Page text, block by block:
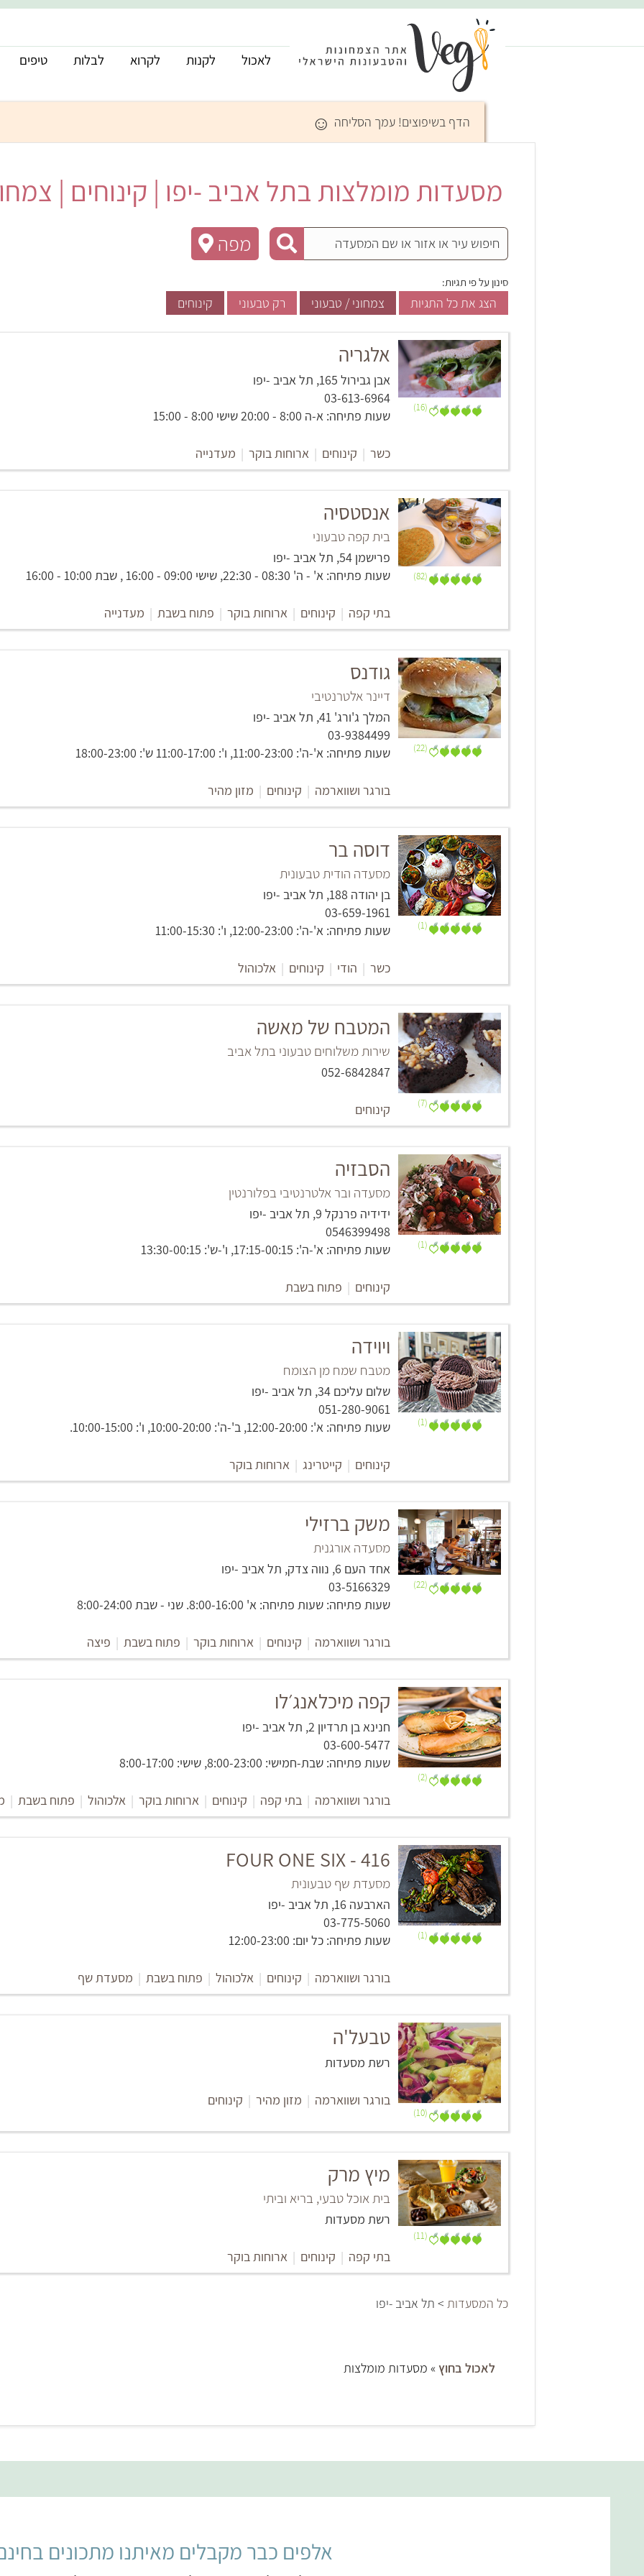
לאכול לקנות לקרוא לבלות טיפים
הדף בשיפוצים! עמך הסליחה ☺
מסעדות מומלצות בתל אביב -יפו | קינוחים |
מפה
סינון על פי תגיות:
הצג את כל התגיות צמחוני / טבעוני רק טבעוני קינוחים
(16)
אלגריה
אבן גבירול 165, תל אביב -יפו
03-613-6964
שעות פתיחה: א-ה 8:00 - 20:00 שישי 8:00 - 15:00
כשר | קינוחים | ארוחות בוקר | מעדנייה
(82)
אנסטסיה
בית קפה טבעוני
פרישמן 54, תל אביב -יפו
שעות פתיחה: א' - ה' 08:30 - 22:30, שישי 09:00 - 16:00 , שבת 10:00 - 16:00
בתי קפה | קינוחים | ארוחות בוקר | פתוח בשבת | מעדנייה
(22)
גודנס
דיינר אלטרנטיבי
המלך ג'ורג' 41, תל אביב -יפו
03-9384499
שעות פתיחה: א'-ה': 11:00-23:00, ו': 11:00-17:00 ש': 18:00-23:00
בורגר ושווארמה | קינוחים | מזון מהיר
(1)
דוסה בר
מסעדה הודית טבעונית
‏בן יהודה 188‏, תל אביב -יפו
03-659-1961
שעות פתיחה: א'-ה': 12:00-23:00, ו': 11:00-15:30
כשר | הודי | קינוחים | אלכוהול
(7)
המטבח של מאשה
שירות משלוחים טבעוני בתל אביב
052-6842847
קינוחים
(1)
הסבזיה
מסעדה ובר אלטרנטיבי בפלורנטין
‏ידידיה פרנקל 9‏, תל אביב -יפו
0546399498
שעות פתיחה: א'-ה': 17:15-00:15, ו'-ש': 13:30-00:15
קינוחים | פתוח בשבת
(1)
ויוידה
מטבח שמח מן הצומח
שלום עליכם 34, תל אביב -יפו
051-280-9061
שעות פתיחה: א': 12:00-20:00, ב'-ה': 10:00-20:00, ו': 10:00-15:00.
קינוחים | קייטרינג | ארוחות בוקר
(22)
משק ברזילי
מסעדה אורגנית
אחד העם 6, נווה צדק, תל אביב -יפו
03-5166329
שעות פתיחה: שעות פתיחה: א' 8:00-16:00. שני - שבת 8:00-24:00
בורגר ושווארמה | קינוחים | ארוחות בוקר | פתוח בשבת | פיצה
(2)
קפה מיכלאנג׳לו
חנינא בן תרדיון 2‏, תל אביב -יפו
03-600-5477
שעות פתיחה: שבת-חמישי: 8:00-23:00, שישי: 8:00-17:00
בורגר ושווארמה | בתי קפה | קינוחים | ארוחות בוקר | אלכוהול | פתוח בשבת |
(1)
FOUR ONE SIX - 416
מסעדת שף טבעונית
הארבעה 16, תל אביב -יפו
03-775-5060
שעות פתיחה: כל יום: 12:00-23:00
בורגר ושווארמה | קינוחים | אלכוהול | פתוח בשבת | מסעדת שף
(10)
טבעל'ה
רשת מסעדות
בורגר ושווארמה | מזון מהיר | קינוחים
(11)
מיץ מרק
בית אוכל טבעי, בריא וביתי
רשת מסעדות
בתי קפה | קינוחים | ארוחות בוקר
כל המסעדות > תל אביב -יפו
לאכול בחוץ » מסעדות מומלצות
אלפים כבר מקבלים מאיתנו מתכונים